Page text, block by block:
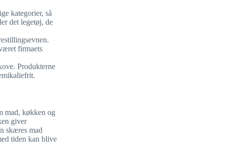
kategorier, så
det legetøj, de
firmaets
Produkterne
mad, køkken og
giver
skæres mad
tiden kan blive